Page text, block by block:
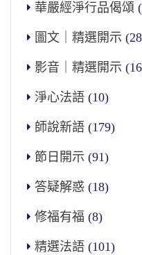
華嚴經淨行品偈頌
圖文｜精選開示
影音｜精選開示
淨心法語 (10)
師說新語 (179)
節日開示 (91)
答疑解惑 (18)
修福有福 (8)
精選法語 (101)